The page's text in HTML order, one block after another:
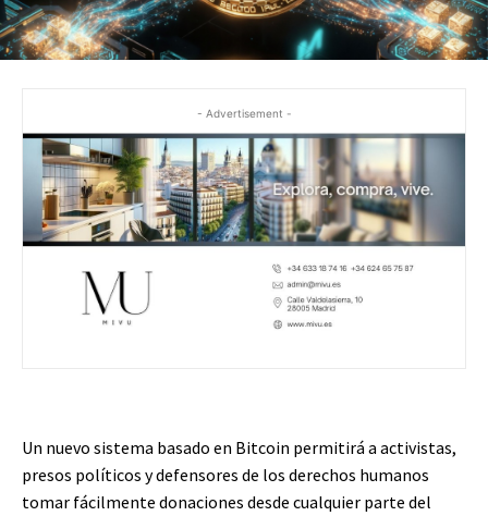
- Advertisement -
Un nuevo sistema basado en Bitcoin permitirá a activistas,
presos políticos y defensores de los derechos humanos
tomar fácilmente donaciones desde cualquier parte del